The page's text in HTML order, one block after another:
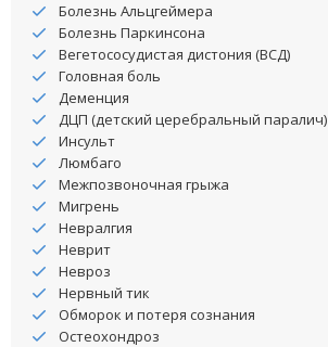
Болезнь Альцгеймера
Болезнь Паркинсона
Вегетососудистая дистония (ВСД)
Головная боль
Деменция
ДЦП (детский церебральный паралич)
Инсульт
Люмбаго
Межпозвоночная грыжа
Мигрень
Невралгия
Неврит
Невроз
Нервный тик
Обморок и потеря сознания
Остеохондроз